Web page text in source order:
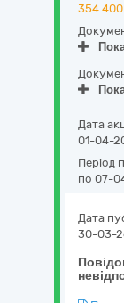
354 400
Дата
01-04-
Період
по 07-
Дата
30-03-